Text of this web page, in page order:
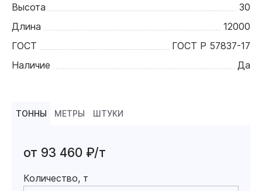
Высота
30
Длина
12000
ГОСТ
ГОСТ Р 57837-17
Наличие
Да
ТОННЫ МЕТРЫ ШТУКИ
от 93 460 ₽/т
Количество, т